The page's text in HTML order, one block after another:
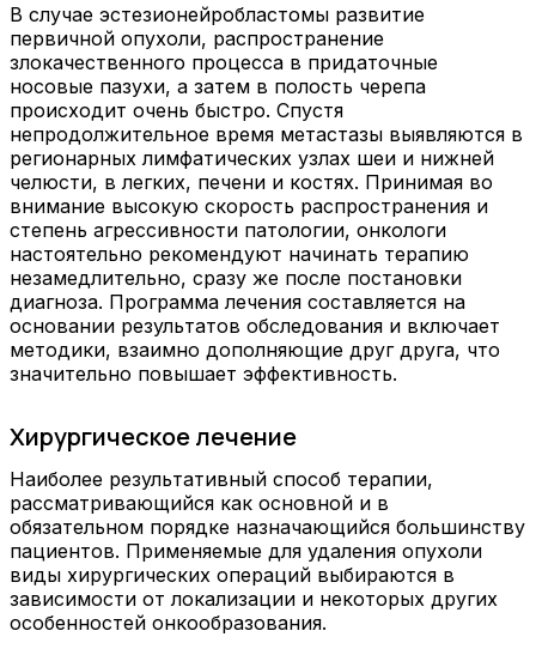
В случае эстезионейробластомы развитие
первичной опухоли, распространение
злокачественного процесса в придаточные
носовые пазухи, а затем в полость черепа
происходит очень быстро. Спустя
непродолжительное время метастазы выявляются в
регионарных лимфатических узлах шеи и нижней
челюсти, в легких, печени и костях. Принимая во
внимание высокую скорость распространения и
степень агрессивности патологии, онкологи
настоятельно рекомендуют начинать терапию
незамедлительно, сразу же после постановки
диагноза. Программа лечения составляется на
основании результатов обследования и включает
методики, взаимно дополняющие друг друга, что
значительно повышает эффективность.
Хирургическое лечение
Наиболее результативный способ терапии,
рассматривающийся как основной и в
обязательном порядке назначающийся большинству
пациентов. Применяемые для удаления опухоли
виды хирургических операций выбираются в
зависимости от локализации и некоторых других
особенностей онкообразования.